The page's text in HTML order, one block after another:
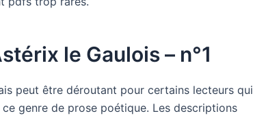
le Gaulois – n°1
peut être déroutant pour certains lecteurs qui
genre de prose poétique. Les descriptions